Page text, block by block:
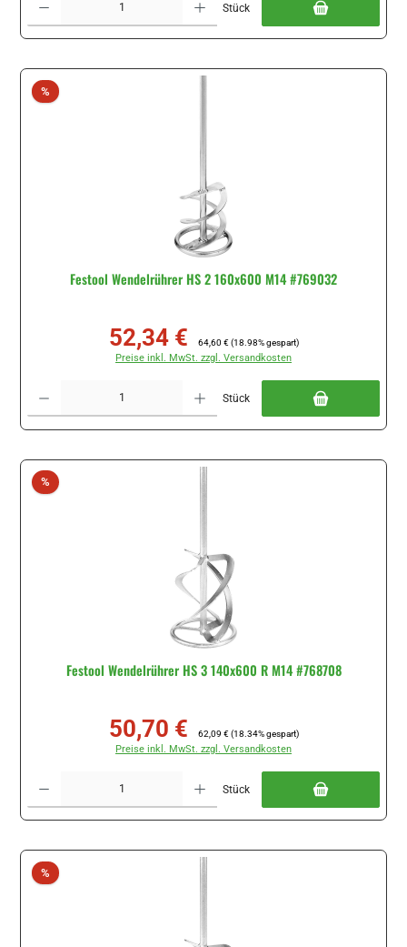
Stück
%Rabatt
Festool Wendelrührer HS 2 160x600 M14 #769032
Verkaufspreis:
52,34 € 64,60 € (18.98% gespart)
Preise inkl. MwSt. zzgl. Versandkosten
Stück
%Rabatt
Festool Wendelrührer HS 3 140x600 R M14 #768708
Verkaufspreis:
50,70 € 62,09 € (18.34% gespart)
Preise inkl. MwSt. zzgl. Versandkosten
Stück
%Rabatt